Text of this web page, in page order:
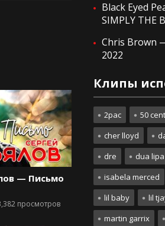
— Письмо
просмотров
Black Eyed
SIMPLY THE
Chris Brown
2022
Клипы
2pac 50 cent
cher lloyd
dre
dua lipa
isabela merced
lil baby
lil
martin garrix